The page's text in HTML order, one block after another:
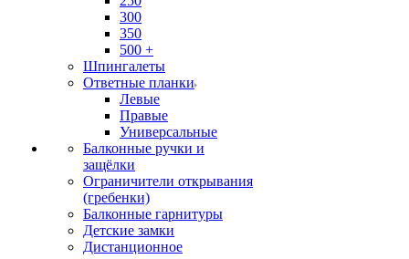
300
350
500 +
Шпингалеты
Ответные планки
Левые
Правые
Универсальные
Балконные ручки и
защёлки
Ограничители открывания
(гребенки)
Балконные гарнитуры
Детские замки
Дистанционное